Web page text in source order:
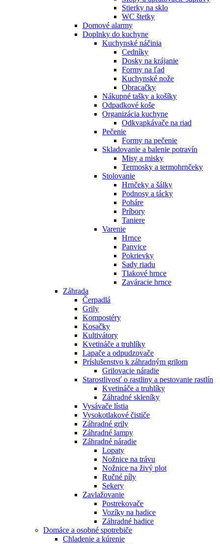
Stierky na sklo
WC štetky
Domové alarmy
Doplnky do kuchyne
Kuchynské náčinia
Cedníky
Dosky na krájanie
Formy na ľad
Kuchynské nože
Obracačky
Nákupné tašky a košíky
Odpadkové koše
Organizácia kuchyne
Odkvapkávače na riad
Pečenie
Formy na pečenie
Skladovanie a balenie potravín
Misy a misky
Termosky a termohrnčeky
Stolovanie
Hrnčeky a šálky
Podnosy a tácky
Poháre
Príbory
Taniere
Varenie
Hrnce
Panvice
Pokrievky
Sady riadu
Tlakové hrnce
Zaváracie hrnce
Záhrada
Čerpadlá
Grily
Kompostéry
Kosačky
Kultivátory
Kvetináče a truhlíky
Lapače a odpudzovače
Príslušenstvo k záhradným grilom
Grilovacie náradie
Starostlivosť o rastliny a pestovanie rastlín
Kvetináče a truhlíky
Záhradné skleníky
Vysávače lístia
Vysokotlakové čističe
Záhradné grily
Záhradné lampy
Záhradné náradie
Lopaty
Nožnice na trávu
Nožnice na živý plot
Ručné píly
Sekery
Zavlažovanie
Postrekovače
Vozíky na hadice
Záhradné hadice
Domáce a osobné spotrebiče
Chladenie a kúrenie